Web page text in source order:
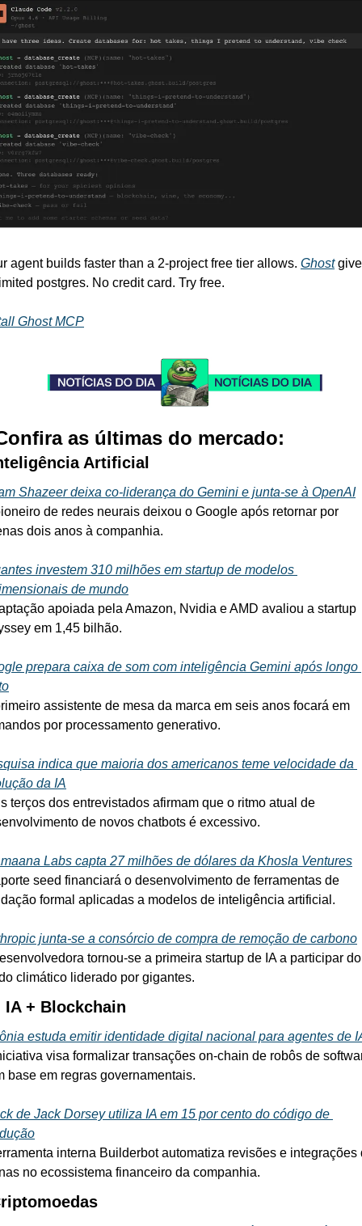
agent builds faster than a 2-project free tier allows. Ghost
postgres. No credit card. Try free.
Ghost MCP
as últimas do mercado:
Artificial
Shazeer deixa co-liderança do Gemini e junta-se à OpenAI
de redes neurais deixou o Google após retornar por
dois anos à companhia.
investem 310 milhões em startup de modelos
de mundo
apoiada pela Amazon, Nvidia e AMD avaliou a startup
em 1,45 bilhão.
prepara caixa de som com inteligência Gemini após longo
assistente de mesa da marca em seis anos focará em
por processamento generativo.
indica que maioria dos americanos teme velocidade da
da IA
terços dos entrevistados afirmam que o ritmo atual de
de novos chatbots é excessivo.
Labs capta 27 milhões de dólares da Khosla Ventures
seed financiará o desenvolvimento de ferramentas de
formal aplicadas a modelos de inteligência artificial.
junta-se a consórcio de compra de remoção de carbono
tornou-se a primeira startup de IA a participar do
climático liderado por gigantes.
IA + Blockchain
estuda emitir identidade digital nacional para agentes de
visa formalizar transações on-chain de robôs de
base em regras governamentais.
de Jack Dorsey utiliza IA em 15 por cento do código de
interna Builderbot automatiza revisões e integrações
no ecossistema financeiro da companhia.